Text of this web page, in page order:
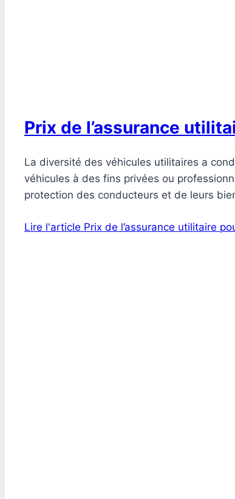
Prix de l’assurance
La diversité des véhicules utilitaires a
véhicules à des fins privées ou
protection des conducteurs et de leurs
Lire l'article Prix de l’assurance utilitaire